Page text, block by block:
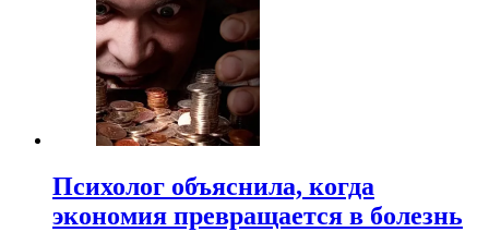
Психолог объяснила, когда
экономия превращается в болезнь